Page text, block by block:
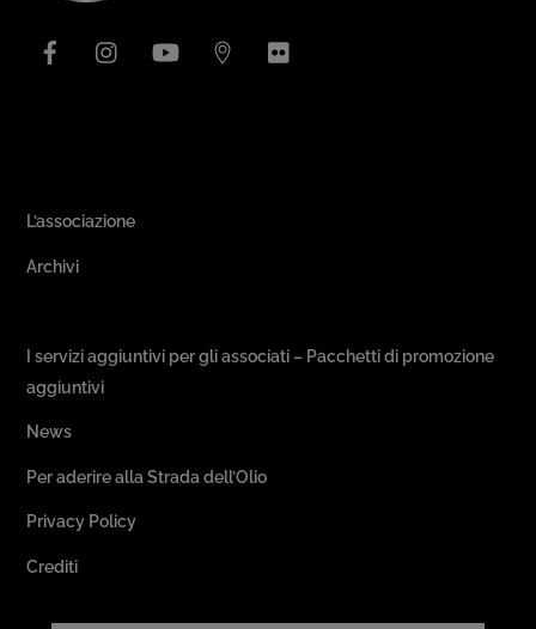
YouTube
L’associazione
Archivi
I servizi aggiuntivi per gli associati – Pacchetti di promozione
aggiuntivi
News
Per aderire alla Strada dell’Olio
Privacy Policy
Crediti